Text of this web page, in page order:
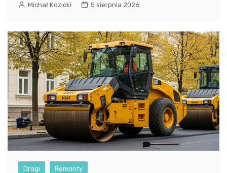
Michał Kozicki 5 sierpnia 2026
Drogi Remonty